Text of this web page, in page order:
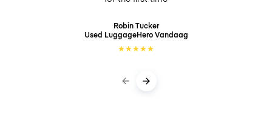
Robin Tucker
Used LuggageHeroVandaag
★★★★★